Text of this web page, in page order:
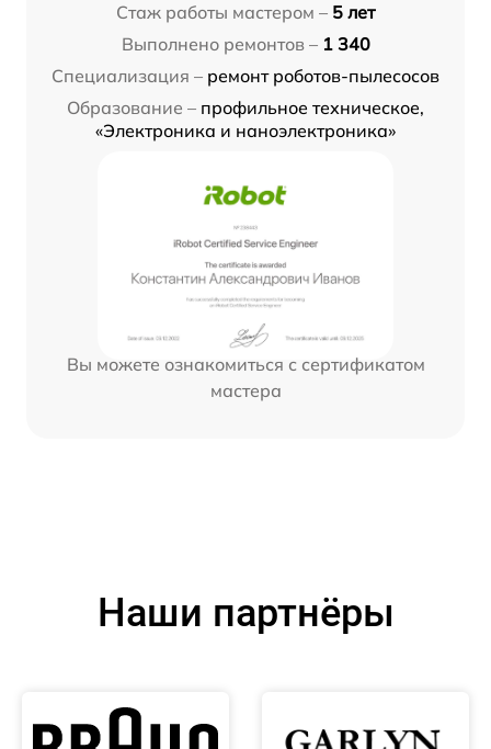
Стаж работы мастером – 5 лет
Выполнено ремонтов – 1 340
Специализация – ремонт роботов-пылесосов
Образование – профильное техническое,
«Электроника и наноэлектроника»
Вы можете ознакомиться с сертификатом
мастера
Наши партнёры